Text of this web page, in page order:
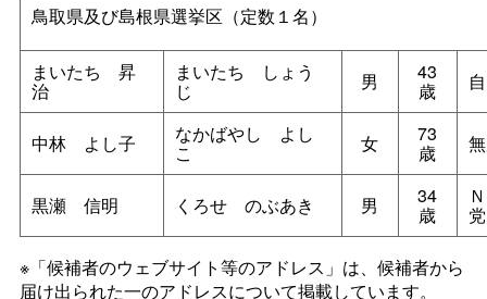
鳥取県及び島根県選挙区（定数１名）
まいたち 昇
治
まいたち しょう
じ 男 43
歳
中林 よし子 なかばやし よし
こ 女 73
歳
黒瀬 信明 くろせ のぶあき 男 34
歳 党
※「候補者のウェブサイト等のアドレス」は、候補者から
届け出られた一のアドレスについて掲載しています。